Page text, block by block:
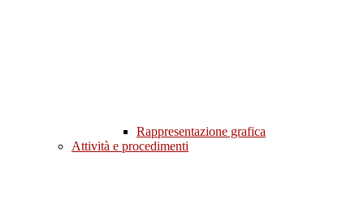
Rappresentazione grafica
Attività e procedimenti